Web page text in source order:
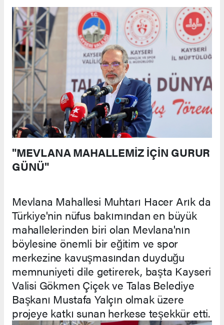
"MEVLANA MAHALLEMİZ İÇİN GURUR
GÜNÜ"
Mevlana Mahallesi Muhtarı Hacer Arık da
Türkiye'nin nüfus bakımından en büyük
mahallelerinden biri olan Mevlana'nın
böylesine önemli bir eğitim ve spor
merkezine kavuşmasından duyduğu
memnuniyeti dile getirerek, başta Kayseri
Valisi Gökmen Çiçek ve Talas Belediye
Başkanı Mustafa Yalçın olmak üzere
projeye katkı sunan herkese teşekkür etti.